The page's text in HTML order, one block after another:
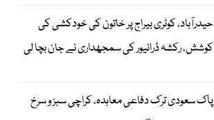
حیدرآباد، کوٹری بیراج پر خاتون کی خودکشی کی
کوشش، رکشہ ڈرائیور کی سمجھداری نے جان بچا لی
پاک سعودی ترک دفاعی معاہدہ، کراچی سبز و سرخ